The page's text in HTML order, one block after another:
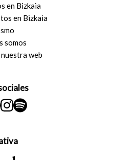
en Bizkaia
en Bizkaia
somos
web